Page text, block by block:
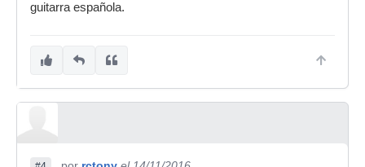
guitarra española.